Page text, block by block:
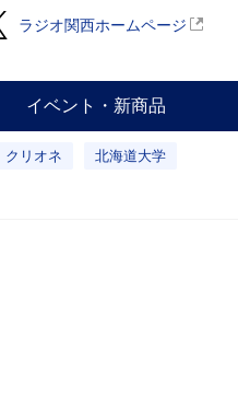
ラジオ関西ホームページ
イベント・新商品
クリオネ 北海道大学